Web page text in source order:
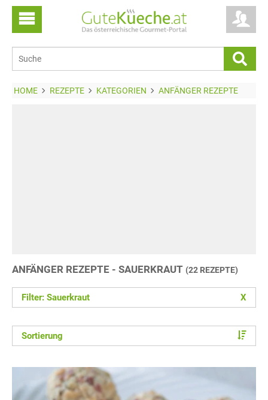
HOME REZEPTE KATEGORIEN ANFÄNGER REZEPTE
ANFÄNGER REZEPTE - SAUERKRAUT (22 REZEPTE)
Filter: Sauerkraut X
Sortierung